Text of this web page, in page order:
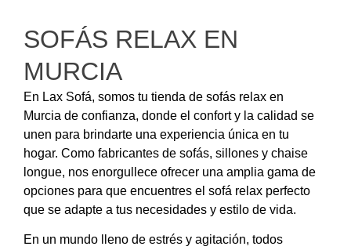
SOFÁS RELAX EN
MURCIA
En Lax Sofá, somos tu tienda de sofás relax en
Murcia de confianza, donde el confort y la calidad se
unen para brindarte una experiencia única en tu
hogar. Como fabricantes de sofás, sillones y chaise
longue, nos enorgullece ofrecer una amplia gama de
opciones para que encuentres el sofá relax perfecto
que se adapte a tus necesidades y estilo de vida.
En un mundo lleno de estrés y agitación, todos